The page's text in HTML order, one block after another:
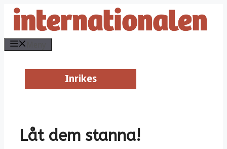
Hoppa
Inrikes
Inrikes
Låt dem stanna!